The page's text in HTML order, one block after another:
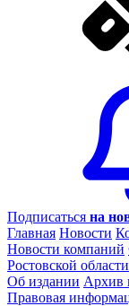
Подписаться на
Главная Новости
Новости компаний
Ростовской
Об издании Архив
Правовая